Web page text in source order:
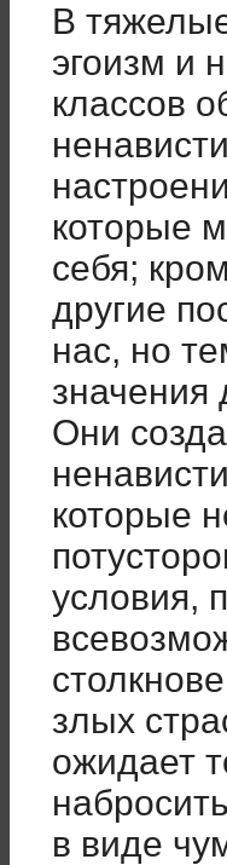
В
эгоизм и
классов
которые
себя;
другие
нас, но
значения
Они
которые
условия,
злых
ожидает
в виде